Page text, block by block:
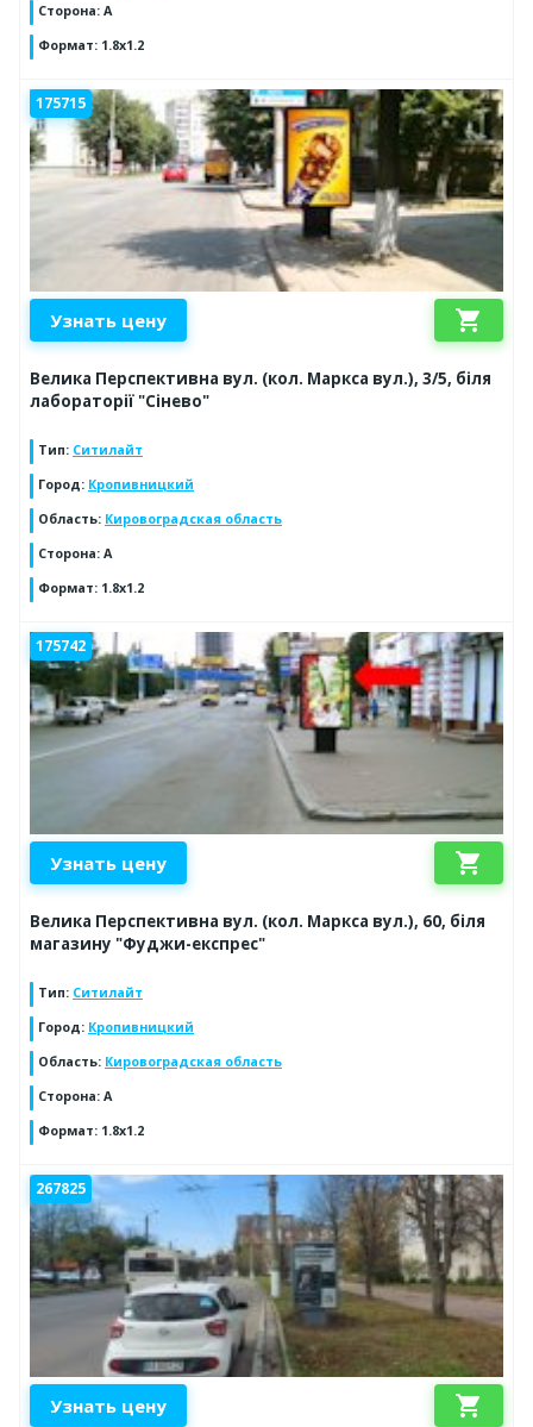
Сторона: A
Формат: 1.8x1.2
175715
Узнать цену shopping_cart
Велика Перспективна вул. (кол. Маркса вул.), 3/5, біля
лабораторії "Сінево"
Тип: Ситилайт
Город: Кропивницкий
Область: Кировоградская область
Сторона: A
Формат: 1.8x1.2
175742
Узнать цену shopping_cart
Велика Перспективна вул. (кол. Маркса вул.), 60, біля
магазину "Фуджи-експрес"
Тип: Ситилайт
Город: Кропивницкий
Область: Кировоградская область
Сторона: A
Формат: 1.8x1.2
267825
Узнать цену shopping_cart